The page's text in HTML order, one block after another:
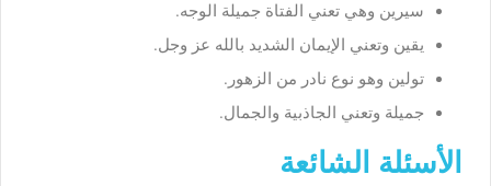
سيرين وهي تعني الفتاة جميلة الوجه.
يقين وتعني الإيمان الشديد بالله عز وجل.
تولين وهو نوع نادر من الزهور.
جميلة وتعني الجاذبية والجمال.
الأسئلة الشائعة